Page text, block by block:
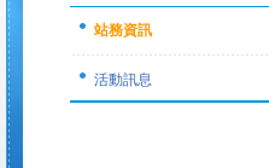
站務資訊
活動訊息